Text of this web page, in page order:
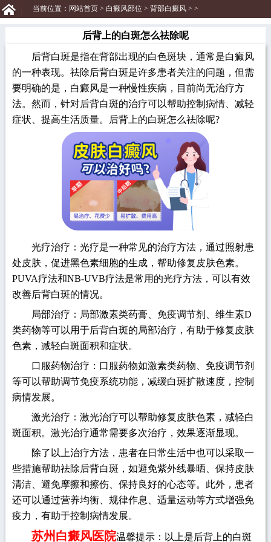
当前位置： 网站首页> 白癜风部位 > 背部白癜风> >
后背上的白斑怎么祛除呢
后背白斑是指在背部出现的白色斑块，通常是白癜风
的一种表现。祛除后背白斑是许多患者关注的问题，但需
要明确的是，白癜风是一种慢性疾病，目前尚无治疗方
法。然而，针对后背白斑的治疗可以帮助控制病情、减轻
症状、提高生活质量。后背上的白斑怎么祛除呢?
光疗治疗：光疗是一种常见的治疗方法，通过照射患
处皮肤，促进黑色素细胞的生成，帮助修复皮肤色素。
PUVA疗法和NB-UVB疗法是常用的光疗方法，可以有效
改善后背白斑的情况。
局部治疗：局部激素类药膏、免疫调节剂、维生素D
类药物等可以用于后背白斑的局部治疗，有助于修复皮肤
色素，减轻白斑面积和症状。
口服药物治疗：口服药物如激素类药物、免疫调节剂
等可以帮助调节免疫系统功能，减缓白斑扩散速度，控制
病情发展。
激光治疗：激光治疗可以帮助修复皮肤色素，减轻白
斑面积。激光治疗通常需要多次治疗，效果逐渐显现。
除了以上治疗方法，患者在日常生活中也可以采取一
些措施帮助祛除后背白斑，如避免紫外线暴晒、保持皮肤
清洁、避免摩擦和擦伤、保持良好的心态等。此外，患者
还可以通过营养均衡、规律作息、适量运动等方式增强免
疫力，有助于控制病情发展。
苏州白癜风医院温馨提示：以上是后背上的白斑